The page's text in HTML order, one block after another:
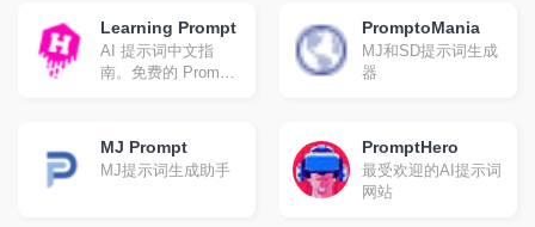
Learning Prompt
AI 提示词中文指
南。免费的 Prompt
和 Midjourney 教程
PromptoMania
MJ和SD提示词生成
器
MJ Prompt
MJ提示词生成助手
PromptHero
最受欢迎的AI提示词
网站